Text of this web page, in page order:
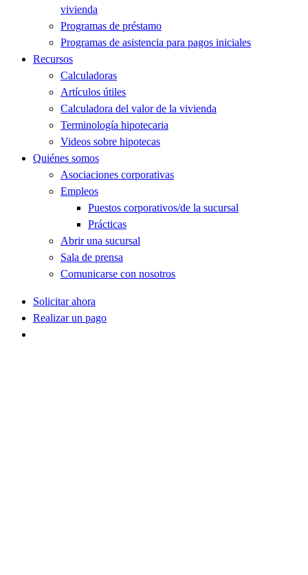
vivienda
Programas de préstamo
Programas de asistencia para pagos iniciales
Recursos
Calculadoras
Artículos útiles
Calculadora del valor de la vivienda
Terminología hipotecaria
Videos sobre hipotecas
Quiénes somos
Asociaciones corporativas
Empleos
Puestos corporativos/de la sucursal
Prácticas
Abrir una sucursal
Sala de prensa
Comunicarse con nosotros
Solicitar ahora
Realizar un pago